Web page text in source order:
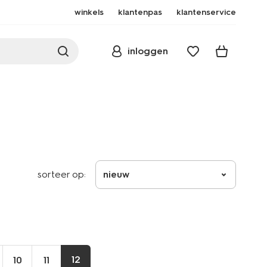
winkels klantenpas klantenservice
inloggen
sorteer op: nieuw
10 11 12